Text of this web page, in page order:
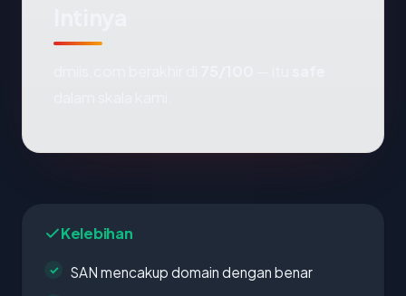
Kelebihan
SAN mencakup domain dengan benar